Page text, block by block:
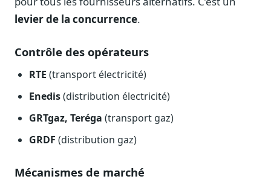
Consultants seniors, plateforme Legiwatch incluse
Guides pratiques
17 guides sur le Parlement, la procédure, le plaidoyer
Analyses, méthodes, coulisses
levier de la concurrence.
Contrôle des opérateurs
RTE (transport électricité)
Enedis(distribution électricité)
GRTgaz, Teréga (transport gaz)
GRDF (distribution gaz)
Mécanismes de marché